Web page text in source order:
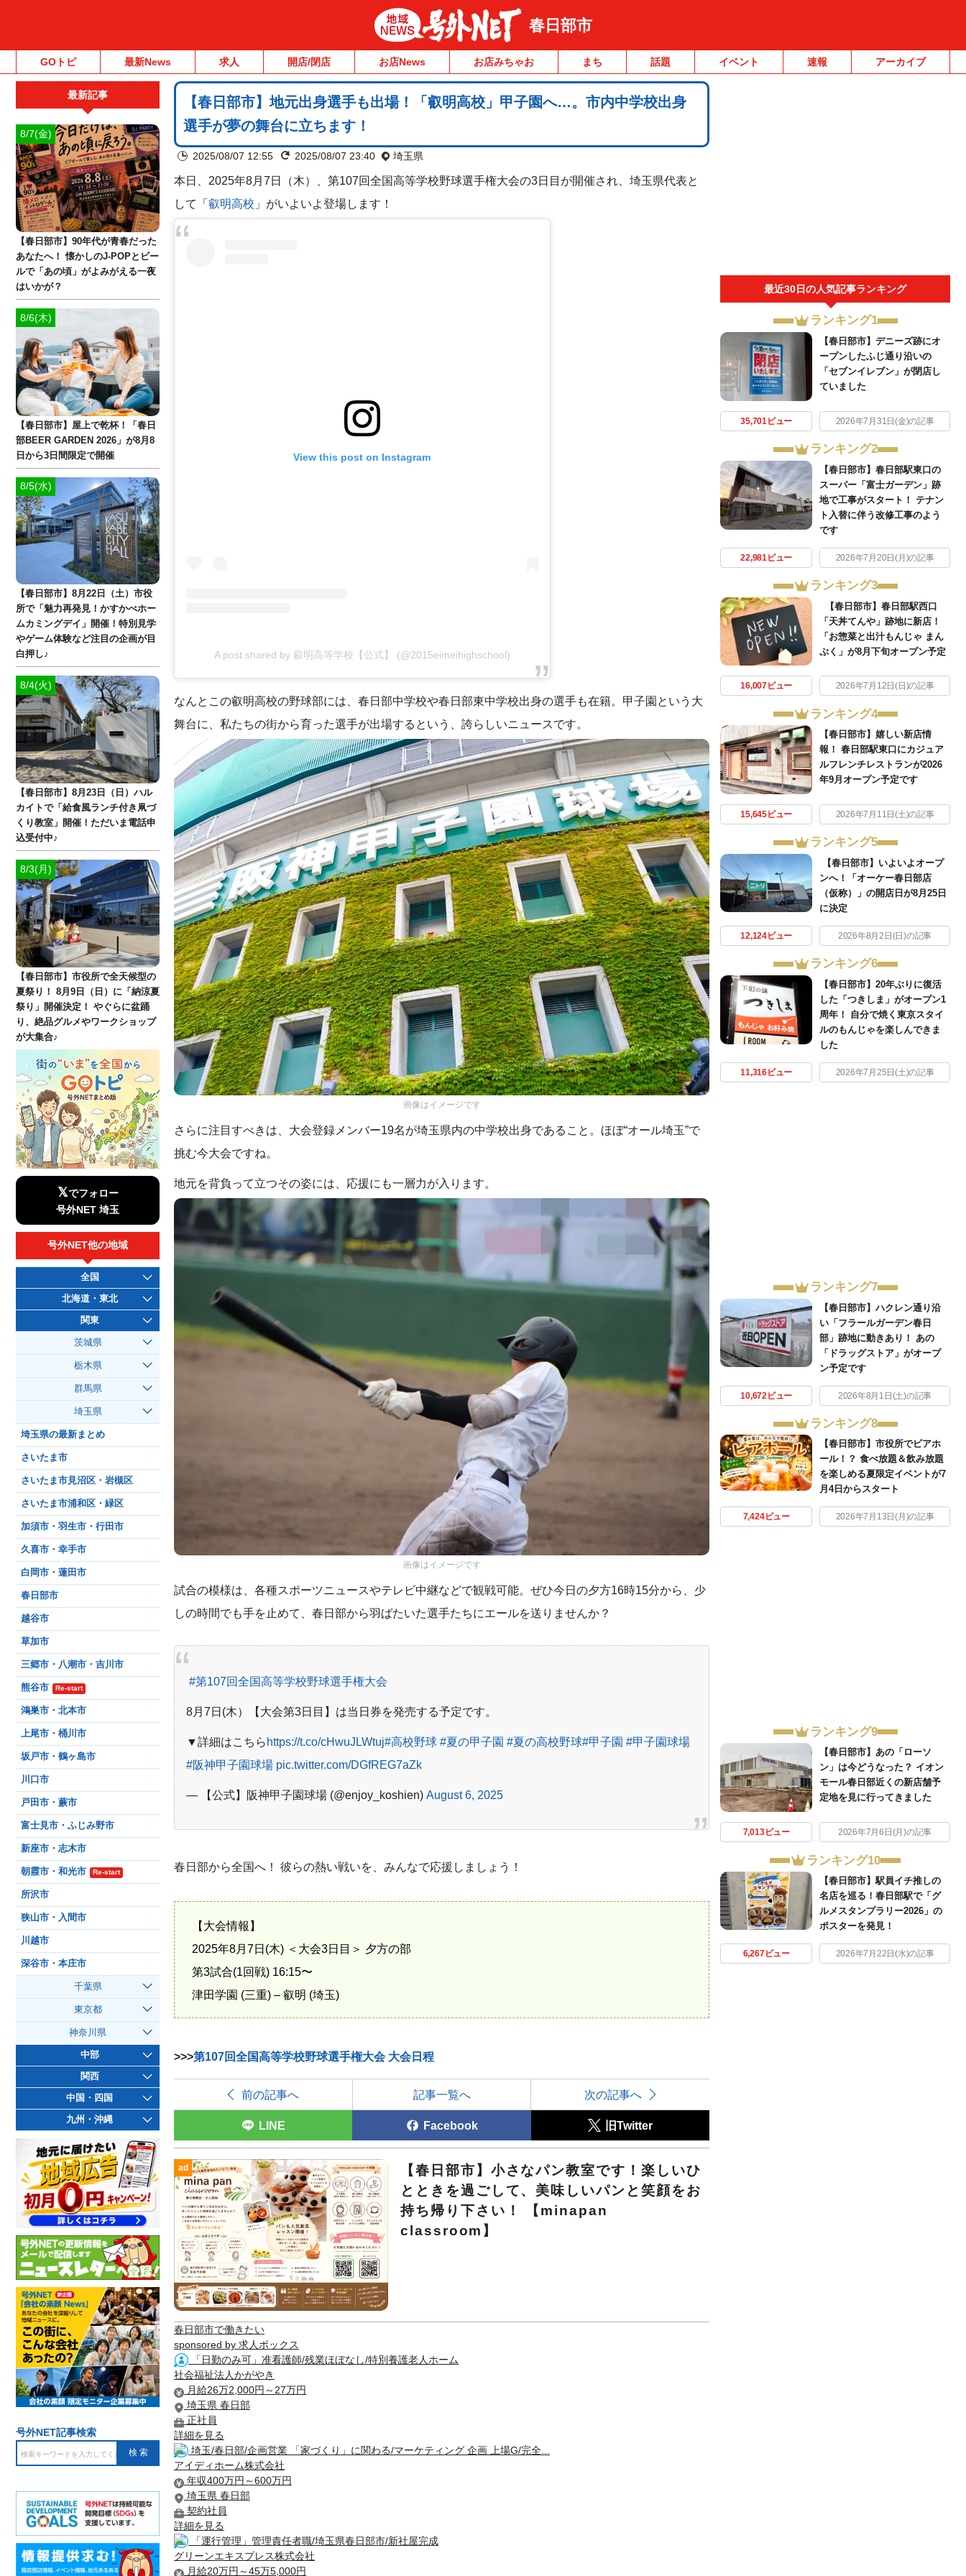
春日部市
GOトピ 最新News 求人 開店/閉店 お店News お店みちゃお まち 話題 イベント 速報 アーカイブ
【春日部市】地元出身選手も出場！「叡明高校」甲子園へ…。市内中学校出身
選手が夢の舞台に立ちます！
2025/08/07 12:55 2025/08/07 23:40 埼玉県
本日、2025年8月7日（木）、第107回全国高等学校野球選手権大会の3日目が開催され、埼玉県代表と
して「叡明高校 」がいよいよ登場します！
View this post on Instagram
A post shared by 叡明高等学校【公式】 (@2015eimeihighschool)
なんとこの叡明高校の野球部には、春日部中学校や春日部東中学校出身の選手も在籍。甲子園という大
舞台に、私たちの街から育った選手が出場するという、誇らしいニュースです。
画像はイメージです
さらに注目すべきは、大会登録メンバー19名が埼玉県内の中学校出身であること。ほぼ“オール埼玉”で
挑む今大会ですね。
地元を背負って立つその姿には、応援にも一層力が入ります。
画像はイメージです
試合の模様は、各種スポーツニュースやテレビ中継などで観戦可能。ぜひ今日の夕方16時15分から、少
しの時間でも手を止めて、春日部から羽ばたいた選手たちにエールを送りませんか？
#第107回全国高等学校野球選手権大会
8月7日(木）【大会第3日目】は当日券を発売する予定です。
▼詳細はこちらhttps://t.co/cHwuJLWtuj#高校野球 #夏の甲子園 #夏の高校野球#甲子園 #甲子園球場
#阪神甲子園球場 pic.twitter.com/DGfREG7aZk
— 【公式】阪神甲子園球場 (@enjoy_koshien)August 6, 2025
春日部から全国へ！ 彼らの熱い戦いを、みんなで応援しましょう！
【大会情報】
2025年8月7日(木) ＜大会3日目＞ 夕方の部
第3試合(1回戦) 16:15〜
津田学園 (三重) – 叡明 (埼玉)
>>>第107回全国高等学校野球選手権大会 大会日程
前の記事へ 記事一覧へ 次の記事へ
LINE Facebook 旧Twitter
ad
【春日部市】小さなパン教室です！楽しいひ
とときを過ごして、美味しいパンと笑顔をお
持ち帰り下さい！ 【minapan
classroom】
春日部市で働きたい
sponsored by 求人ボックス
「日勤のみ可」准看護師/残業ほぼなし/特別養護老人ホーム
社会福祉法人かがやき
月給26万2,000円～27万円
埼玉県 春日部
正社員
詳細を見る
埼玉/春日部/企画営業 「家づくり」に関わる/マーケティング 企画 上場G/完全...
アイディホーム株式会社
年収400万円～600万円
埼玉県 春日部
契約社員
詳細を見る
「運行管理」管理責任者職/埼玉県春日部市/新社屋完成
グリーンエキスプレス株式会社
月給20万円～45万5,000円
最近30日の人気記事ランキング
ランキング1
【春日部市】デニーズ跡にオ
ープンしたふじ通り沿いの
「セブンイレブン」が閉店し
ていました
35,701ビュー 2026年7月31日(金)の記事
ランキング2
【春日部市】春日部駅東口の
スーパー「富士ガーデン」跡
地で工事がスタート！ テナン
ト入替に伴う改修工事のよう
です
22,981ビュー 2026年7月20日(月)の記事
ランキング3
【春日部市】春日部駅西口
「天丼てんや」跡地に新店！
「お惣菜と出汁もんじゃ まん
ぷく」が8月下旬オープン予定
16,007ビュー 2026年7月12日(日)の記事
ランキング4
【春日部市】嬉しい新店情
報！ 春日部駅東口にカジュア
ルフレンチレストランが2026
年9月オープン予定です
15,645ビュー 2026年7月11日(土)の記事
ランキング5
【春日部市】いよいよオープ
ンへ！「オーケー春日部店
（仮称）」の開店日が8月25日
に決定
12,124ビュー 2026年8月2日(日)の記事
ランキング6
【春日部市】20年ぶりに復活
した「つきしま」がオープン1
周年！ 自分で焼く東京スタイ
ルのもんじゃを楽しんできま
した
11,316ビュー 2026年7月25日(土)の記事
ランキング7
【春日部市】ハクレン通り沿
い「フラールガーデン春日
部」跡地に動きあり！ あの
「ドラッグストア」がオープ
ン予定です
10,672ビュー 2026年8月1日(土)の記事
ランキング8
【春日部市】市役所でビアホ
ール！？ 食べ放題＆飲み放題
を楽しめる夏限定イベントが7
月4日からスタート
7,424ビュー 2026年7月13日(月)の記事
ランキング9
【春日部市】あの「ローソ
ン」は今どうなった？ イオン
モール春日部近くの新店舗予
定地を見に行ってきました
7,013ビュー 2026年7月6日(月)の記事
ランキング10
【春日部市】駅員イチ推しの
名店を巡る！春日部駅で「グ
ルメスタンプラリー2026」の
ポスターを発見！
6,267ビュー 2026年7月22日(水)の記事
最新記事
8/7(金)
【春日部市】90年代が青春だった
あなたへ！ 懐かしのJ-POPとビー
ルで「あの頃」がよみがえる一夜
はいかが？
8/6(木)
【春日部市】屋上で乾杯！「春日
部BEER GARDEN 2026」が8月8
日から3日間限定で開催
8/5(水)
【春日部市】8月22日（土）市役
所で「魅力再発見！かすかべホー
ムカミングデイ」開催！特別見学
やゲーム体験など注目の企画が目
白押し♪
8/4(火)
【春日部市】8月23日（日）ハル
カイトで「給食風ランチ付き凧づ
くり教室」開催！ただいま電話申
込受付中♪
8/3(月)
【春日部市】市役所で全天候型の
夏祭り！ 8月9日（日）に「納涼夏
祭り」開催決定！ やぐらに盆踊
り、絶品グルメやワークショップ
が大集合♪
𝕏でフォロー
号外NET 埼玉
号外NET他の地域
全国
北海道・東北
関東
茨城県
栃木県
群馬県
埼玉県
埼玉県の最新まとめ
さいたま市
さいたま市見沼区・岩槻区
さいたま市浦和区・緑区
加須市・羽生市・行田市
久喜市・幸手市
白岡市・蓮田市
春日部市
越谷市
草加市
三郷市・八潮市・吉川市
熊谷市 Re-start
鴻巣市・北本市
上尾市・桶川市
坂戸市・鶴ヶ島市
川口市
戸田市・蕨市
富士見市・ふじみ野市
新座市・志木市
朝霞市・和光市 Re-start
所沢市
狭山市・入間市
川越市
深谷市・本庄市
千葉県
東京都
神奈川県
中部
関西
中国・四国
九州・沖縄
号外NET記事検索